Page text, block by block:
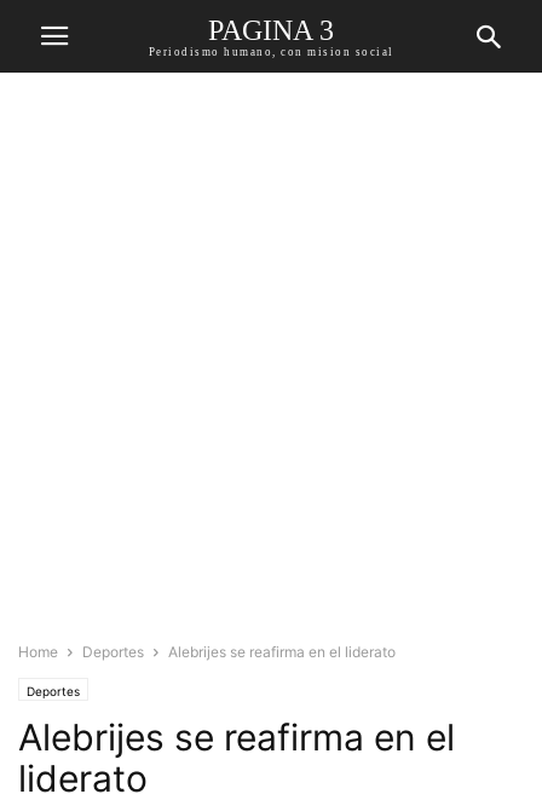
PAGINA 3
Periodismo humano, con mision social
Home Deportes Alebrijes se reafirma en el liderato
Deportes
Alebrijes se reafirma en el
liderato